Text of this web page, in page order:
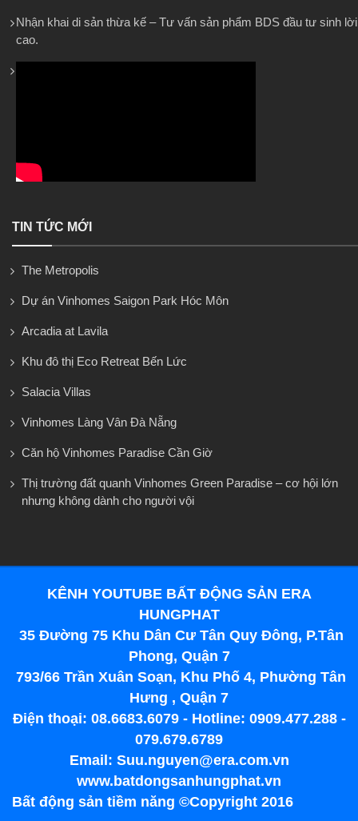
Nhận khai di sản thừa kế – Tư vấn sản phẩm BDS đầu tư sinh lời
cao.
TIN TỨC MỚI
The Metropolis
Dự án Vinhomes Saigon Park Hóc Môn
Arcadia at Lavila
Khu đô thị Eco Retreat Bến Lức
Salacia Villas
Vinhomes Làng Vân Đà Nẵng
Căn hộ Vinhomes Paradise Cần Giờ
Thị trường đất quanh Vinhomes Green Paradise – cơ hội lớn
nhưng không dành cho người vội
KÊNH YOUTUBE BẤT ĐỘNG SẢN ERA
HUNGPHAT
35 Đường 75 Khu Dân Cư Tân Quy Đông, P.Tân
Phong, Quận 7
793/66 Trần Xuân Soạn, Khu Phố 4, Phường Tân
Hưng , Quận 7
Điện thoại: 08.6683.6079 - Hotline: 0909.477.288 -
079.679.6789
Email: Suu.nguyen@era.com.vn
www.batdongsanhungphat.vn
Bất động sản tiềm năng ©Copyright 2016